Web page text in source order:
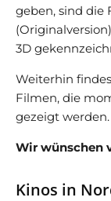
geben, sind die
3D
Weiterhin
Filmen, die
gezeigt werden.
Wir wünschen
Kinos in